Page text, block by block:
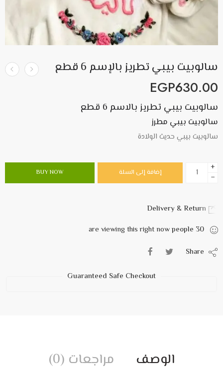
سالوبيت بيبي تطريز بالإسم 6 قطع
EGP630.00
سالوبيت بيبي تطريز بالاسم 6 قطع
سالوبيت بيبي مطرز
سالوبيت بيبي حديث الولادة
+
−
إضافة إلى السلة BUY NOW
30
people
Guaranteed Safe Checkout
الوصف مراجعات (0)